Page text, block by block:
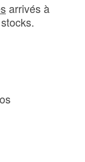
arrivés à